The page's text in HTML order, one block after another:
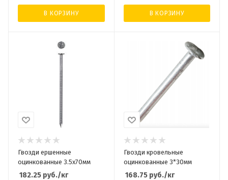
В КОРЗИНУ В КОРЗИНУ
Гвозди ершенные
оцинкованные 3.5х70мм
182.25 руб./кг
Гвозди кровельные
оцинкованные 3*30мм
168.75руб./кг